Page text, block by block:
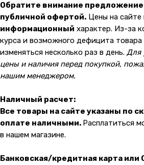
Обратите внимание предложение
публичной офертой. Цены на сайте
информационный характер. Из-за
курса и возможного дефицита
изменяться несколько раз в день. Для
цены и наличия перед покупкой,
нашим менеджером.
Наличный расчет:
Все товары на сайте указаны по
оплате наличными. Расплатиться
в нашем магазине.
Банковская/кредитная карта или
+7 (965) 666-66-89(WhatsАpp)
Пн-Пт: 10:00 — 21:00
Сб-Вс: 10:00 — 20:00